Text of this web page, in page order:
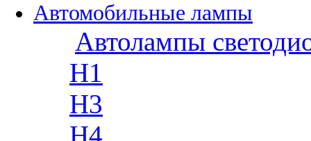
Автомобильные лампы
Автолампы
H1
H3